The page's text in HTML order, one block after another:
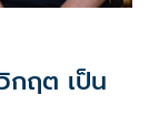
ฤต เป็น